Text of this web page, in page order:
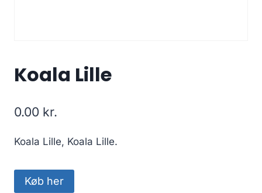
Koala Lille
0.00 kr.
Koala Lille, Koala Lille.
Køb her